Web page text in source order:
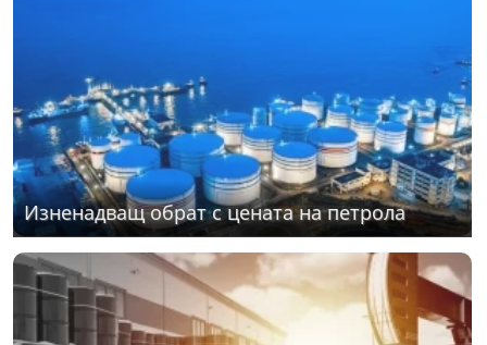
Изненадващ обрат с цената на петрола